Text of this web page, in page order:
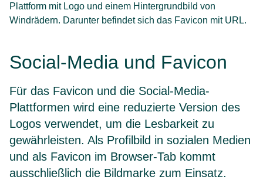
Social-Media und Favicon
Für das Favicon und die Social-Media-
Plattformen wird eine reduzierte Version des
Logos verwendet, um die Lesbarkeit zu
gewährleisten. Als Profilbild in sozialen Medien
und als Favicon im Browser-Tab kommt
ausschließlich die Bildmarke zum Einsatz.